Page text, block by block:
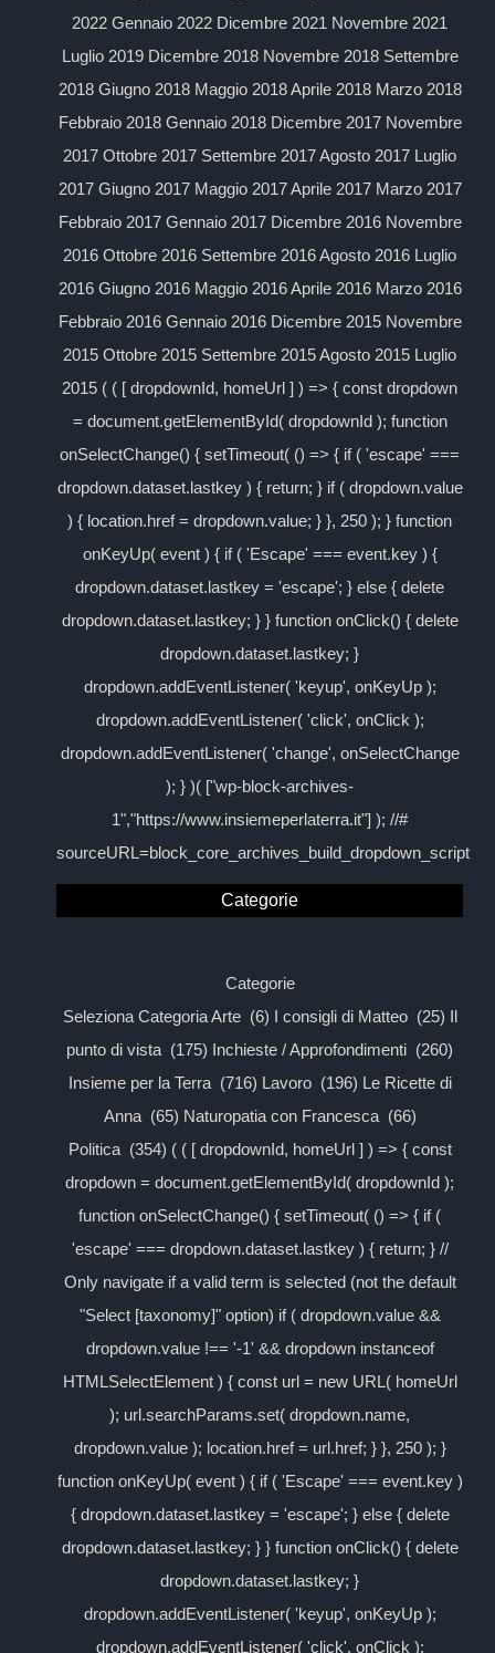
2022 Gennaio 2022 Dicembre 2021 Novembre 2021
Luglio 2019 Dicembre 2018 Novembre 2018 Settembre
2018 Giugno 2018 Maggio 2018 Aprile 2018 Marzo 2018
Febbraio 2018 Gennaio 2018 Dicembre 2017 Novembre
2017 Ottobre 2017 Settembre 2017 Agosto 2017 Luglio
2017 Giugno 2017 Maggio 2017 Aprile 2017 Marzo 2017
Febbraio 2017 Gennaio 2017 Dicembre 2016 Novembre
2016 Ottobre 2016 Settembre 2016 Agosto 2016 Luglio
2016 Giugno 2016 Maggio 2016 Aprile 2016 Marzo 2016
Febbraio 2016 Gennaio 2016 Dicembre 2015 Novembre
2015 Ottobre 2015 Settembre 2015 Agosto 2015 Luglio
2015 ( ( [ dropdownId, homeUrl ] ) => { const dropdown
= document.getElementById( dropdownId ); function
onSelectChange() { setTimeout( () => { if ( 'escape' ===
dropdown.dataset.lastkey ) { return; } if ( dropdown.value
) { location.href = dropdown.value; } }, 250 ); } function
onKeyUp( event ) { if ( 'Escape' === event.key ) {
dropdown.dataset.lastkey = 'escape'; } else { delete
dropdown.dataset.lastkey; } } function onClick() { delete
dropdown.dataset.lastkey; }
dropdown.addEventListener( 'keyup', onKeyUp );
dropdown.addEventListener( 'click', onClick );
dropdown.addEventListener( 'change', onSelectChange
); } )( ["wp-block-archives-
1","https://www.insiemeperlaterra.it"] ); //#
sourceURL=block_core_archives_build_dropdown_script
Categorie
Categorie
Seleziona Categoria Arte (6) I consigli di Matteo (25) Il
punto di vista (175) Inchieste / Approfondimenti (260)
Insieme per la Terra (716) Lavoro (196) Le Ricette di
Anna (65) Naturopatia con Francesca (66)
Politica (354) ( ( [ dropdownId, homeUrl ] ) => { const
dropdown = document.getElementById( dropdownId );
function onSelectChange() { setTimeout( () => { if (
'escape' === dropdown.dataset.lastkey ) { return; } //
Only navigate if a valid term is selected (not the default
"Select [taxonomy]" option) if ( dropdown.value &&
dropdown.value !== '-1' && dropdown instanceof
HTMLSelectElement ) { const url = new URL( homeUrl
); url.searchParams.set( dropdown.name,
dropdown.value ); location.href = url.href; } }, 250 ); }
function onKeyUp( event ) { if ( 'Escape' === event.key )
{ dropdown.dataset.lastkey = 'escape'; } else { delete
dropdown.dataset.lastkey; } } function onClick() { delete
dropdown.dataset.lastkey; }
dropdown.addEventListener( 'keyup', onKeyUp );
dropdown.addEventListener( 'click', onClick );